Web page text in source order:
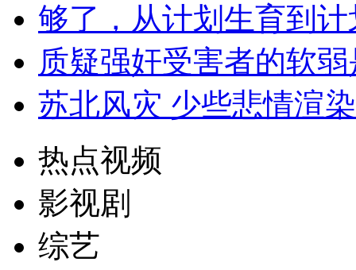
够了，从计划生育到
质疑强奸受害者的软
苏北风灾 少些悲情渲
热点视频
影视剧
综艺